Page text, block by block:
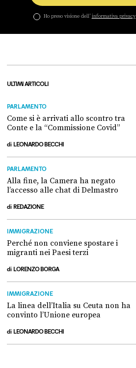
Ho preso visione dell’ informativa privacy
ULTIMI ARTICOLI
PARLAMENTO
Come si è arrivati allo scontro tra
Conte e la “Commissione Covid”
di LEONARDO BECCHI
PARLAMENTO
Alla fine, la Camera ha negato
l’accesso alle chat di Delmastro
di REDAZIONE
IMMIGRAZIONE
Perché non conviene spostare i
migranti nei Paesi terzi
di LORENZO BORGA
IMMIGRAZIONE
La linea dell’Italia su Ceuta non ha
convinto l’Unione europea
di LEONARDO BECCHI